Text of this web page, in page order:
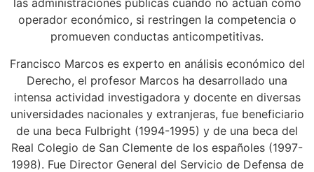
las administraciones públicas cuando no actúan como
operador económico, si restringen la competencia o
promueven conductas anticompetitivas.
Francisco Marcos es experto en análisis económico del
Derecho, el profesor Marcos ha desarrollado una
intensa actividad investigadora y docente en diversas
universidades nacionales y extranjeras, fue beneficiario
de una beca Fulbright (1994-1995) y de una beca del
Real Colegio de San Clemente de los españoles (1997-
1998). Fue Director General del Servicio de Defensa de